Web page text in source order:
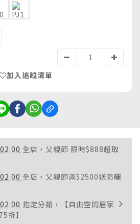
加入追蹤清單
全店，父親節 限時$888超取
全店，父親節滿$2500送防曬
指定分類，【自由空間居家
折】